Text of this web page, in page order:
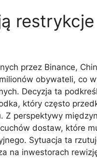
restrykcje
przez Binance,
obywateli, co
Decyzja ta
który często
Z perspektywy
dostaw, które
Sytuacja ta
na inwestorach